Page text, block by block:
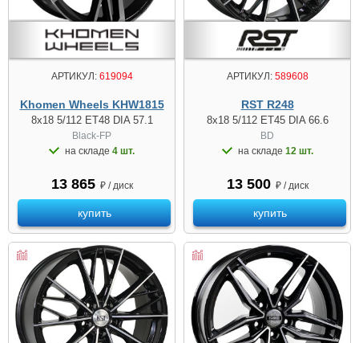
АРТИКУЛ:619094
Khomen Wheels KHW1815
8x18 5/112 ET48 DIA 57.1
Black-FP
на складе 4 шт.
13 865 ₽ / диск
купить
АРТИКУЛ:589608
RST R248
8x18 5/112 ET45 DIA 66.6
BD
на складе 12 шт.
13 500 ₽ / диск
купить